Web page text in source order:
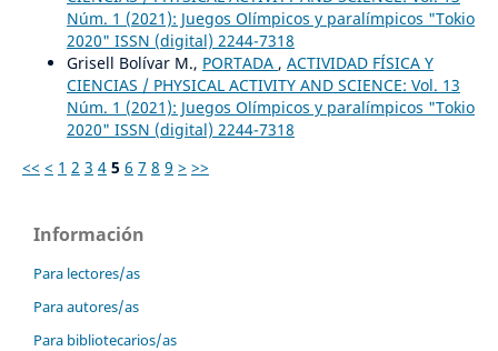
Núm. 1 (2021): Juegos Olímpicos y paralímpicos "Tokio
2020" ISSN (digital) 2244-7318
Grisell Bolívar M., PORTADA , ACTIVIDAD FÍSICA Y
CIENCIAS / PHYSICAL ACTIVITY AND SCIENCE: Vol. 13
Núm. 1 (2021): Juegos Olímpicos y paralímpicos "Tokio
2020" ISSN (digital) 2244-7318
<< < 1 2 3 4 5 6 7 8 9 > >>
Información
Para lectores/as
Para autores/as
Para bibliotecarios/as